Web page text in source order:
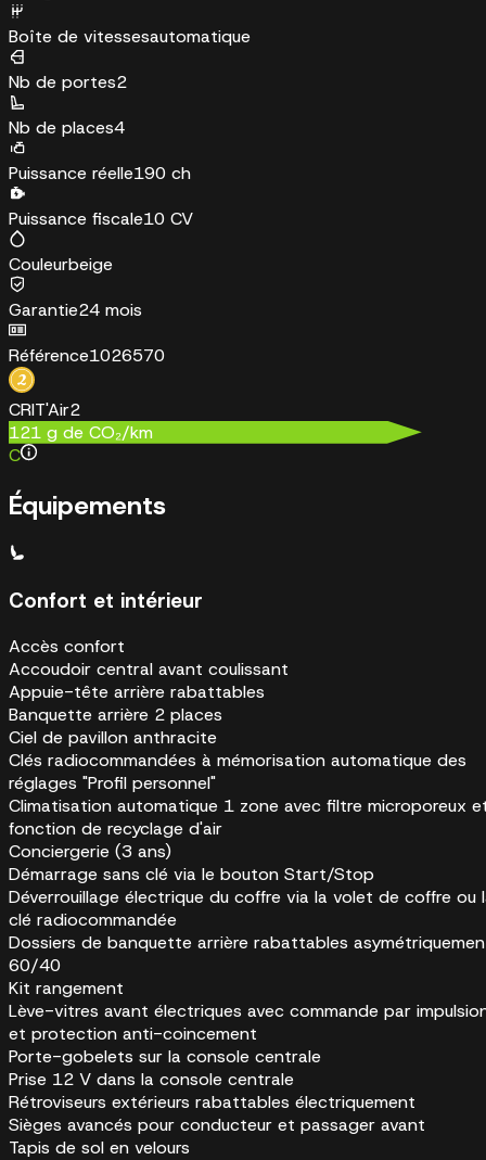
Boîte de vitessesautomatique
Nb de portes2
Nb de places4
Puissance réelle190 ch
Puissance fiscale10 CV
Couleurbeige
Garantie24 mois
Référence1026570
CRIT'Air2
121 g de CO₂/km
C
Équipements
Confort et intérieur
Accès confort
Accoudoir central avant coulissant
Appuie-tête arrière rabattables
Banquette arrière 2 places
Ciel de pavillon anthracite
Clés radiocommandées à mémorisation automatique des
réglages "Profil personnel"
Climatisation automatique 1 zone avec filtre microporeux
fonction de recyclage d'air
Conciergerie (3 ans)
Démarrage sans clé via le bouton Start/Stop
Déverrouillage électrique du coffre via la volet de coffre ou
clé radiocommandée
Dossiers de banquette arrière rabattables
60/40
Kit rangement
Lève-vitres avant électriques avec commande par
et protection anti-coincement
Porte-gobelets sur la console centrale
Prise 12 V dans la console centrale
Rétroviseurs extérieurs rabattables électriquement
Sièges avancés pour conducteur et passager avant
Tapis de sol en velours